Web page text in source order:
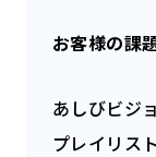
お客様の課
あしびビジ
プレイリス